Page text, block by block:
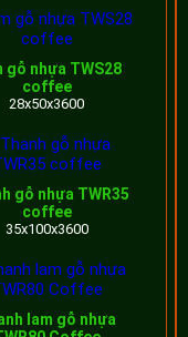
công, sân thượng
trời tại Biên Hòa
TecWood
gỗ nhựa TWS28
coffee
28x50x3600
gỗ nhựa TWR35
coffee
35x100x3600
lam gỗ nhựa